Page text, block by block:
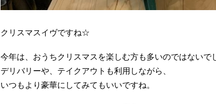
クリスマスイヴですね☆
今年は、おうちクリスマスを楽しむ方も多いのではないで
デリバリーや、テイクアウトも利用しながら、
いつもより豪華にしてみてもいいですね。